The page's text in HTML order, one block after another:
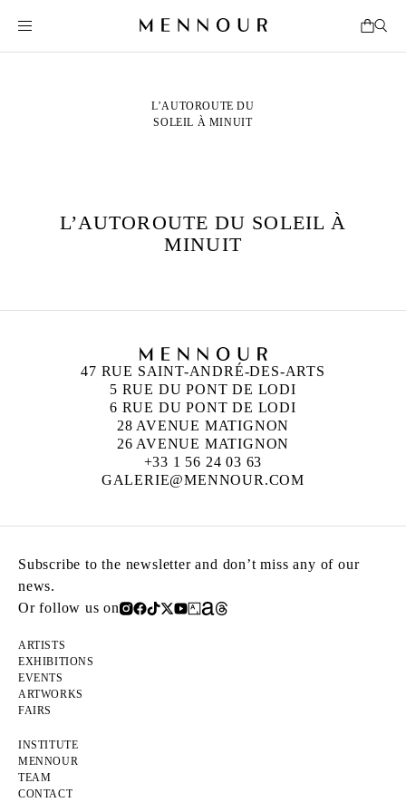
L’AUTOROUTE DU
SOLEIL À MINUIT
L’AUTOROUTE DU SOLEIL À
MINUIT
47 RUE SAINT-ANDRÉ-DES-ARTS
5 RUE DU PONT DE LODI
6 RUE DU PONT DE LODI
28 AVENUE MATIGNON
26 AVENUE MATIGNON
+33 1 56 24 03 63
GALERIE@MENNOUR.COM
Subscribe to the newsletter and don’t miss any of our
news.
Or follow us on
ARTISTS
EXHIBITIONS
EVENTS
ARTWORKS
FAIRS
INSTITUTE
MENNOUR
TEAM
CONTACT